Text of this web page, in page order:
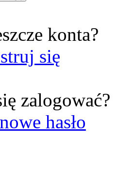
konta?
się
zalogować?
hasło